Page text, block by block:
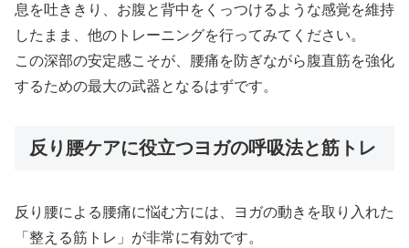
息を吐ききり、お腹と背中をくっつけるような感覚を維持
したまま、他のトレーニングを行ってみてください。
この深部の安定感こそが、腰痛を防ぎながら腹直筋を強化
するための最大の武器となるはずです。
反り腰ケアに役立つヨガの呼吸法と筋トレ
反り腰による腰痛に悩む方には、ヨガの動きを取り入れた
「整える筋トレ」が非常に有効です。